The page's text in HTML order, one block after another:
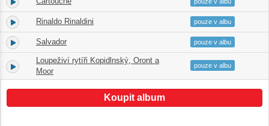
8. Rinaldo Rinaldini 44:40
pouze v albu
9. Salvador 11:50
pouze v albu
10.
Loupeživí rytíři Kopidlnský, Oront a
Moor
18:02
pouze v albu
Koupit album